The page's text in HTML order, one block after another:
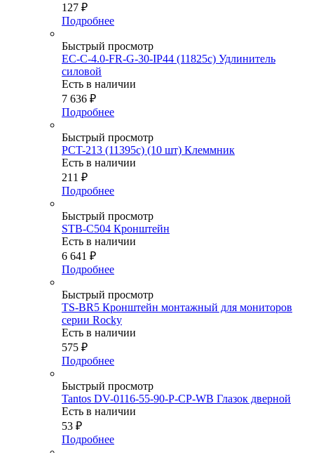
127 ₽
Подробнее
Быстрый просмотр
EC-C-4.0-FR-G-30-IP44 (11825c) Удлинитель
силовой
Есть в наличии
7 636 ₽
Подробнее
Быстрый просмотр
PCT-213 (11395c) (10 шт) Клеммник
Есть в наличии
211 ₽
Подробнее
Быстрый просмотр
STB-C504 Кронштейн
Есть в наличии
6 641 ₽
Подробнее
Быстрый просмотр
TS-BR5 Кронштейн монтажный для мониторов
серии Rocky
Есть в наличии
575 ₽
Подробнее
Быстрый просмотр
Tantos DV-0116-55-90-P-CP-WB Глазок дверной
Есть в наличии
53 ₽
Подробнее